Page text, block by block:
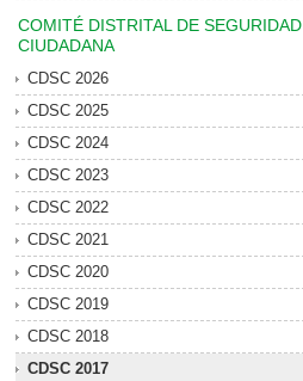
COMITÉ DISTRITAL DE SEGURIDAD
CIUDADANA
CDSC 2026
CDSC 2025
CDSC 2024
CDSC 2023
CDSC 2022
CDSC 2021
CDSC 2020
CDSC 2019
CDSC 2018
CDSC 2017